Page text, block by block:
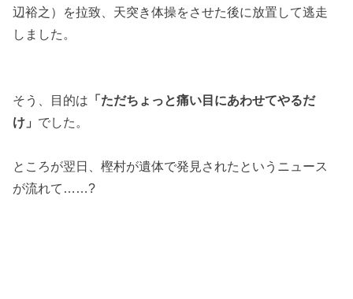
辺裕之）を拉致、天突き体操をさせた後に放置して逃走
しました。
そう、目的は 「ただちょっと痛い目にあわせてやるだ
け」 でした。
ところが翌日、樫村が遺体で発見されたというニュース
が流れて……?